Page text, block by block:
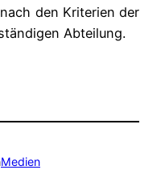
den Kriterien der
Abteilung.
Medien